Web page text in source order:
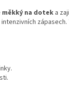
měkký na dotek a